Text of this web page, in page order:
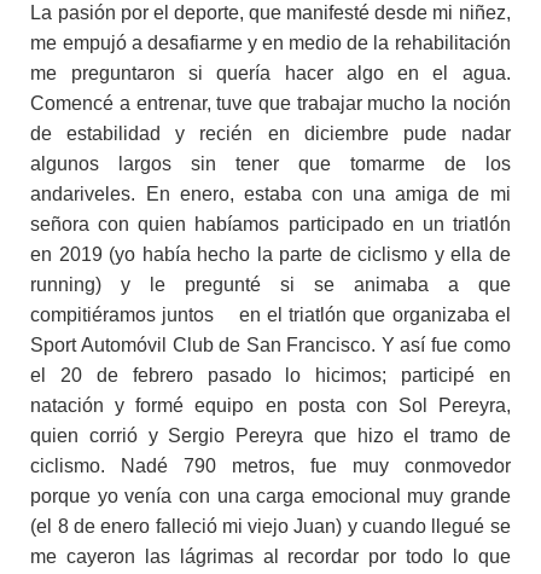
La pasión por el deporte, que manifesté desde mi niñez,
me empujó a desafiarme y en medio de la rehabilitación
me preguntaron si quería hacer algo en el agua.
Comencé a entrenar, tuve que trabajar mucho la noción
de estabilidad y recién en diciembre pude nadar
algunos largos sin tener que tomarme de los
andariveles. En enero, estaba con una amiga de mi
señora con quien habíamos participado en un triatlón
en 2019 (yo había hecho la parte de ciclismo y ella de
running) y le pregunté si se animaba a que
compitiéramos juntos en el triatlón que organizaba el
Sport Automóvil Club de San Francisco. Y así fue como
el 20 de febrero pasado lo hicimos; participé en
natación y formé equipo en posta con Sol Pereyra,
quien corrió y Sergio Pereyra que hizo el tramo de
ciclismo. Nadé 790 metros, fue muy conmovedor
porque yo venía con una carga emocional muy grande
(el 8 de enero falleció mi viejo Juan) y cuando llegué se
me cayeron las lágrimas al recordar por todo lo que